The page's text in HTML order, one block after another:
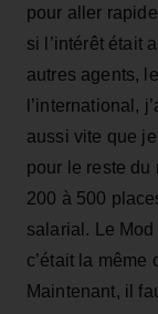
pour aller
si l’intérêt était
autres agents,
l’international,
aussi vite que
pour le reste du
200 à 500
salarial. Le
c’était la même
Maintenant, il